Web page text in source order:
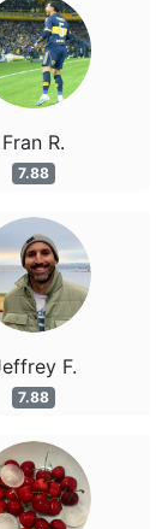
Fran R.
7.88
F.
7.88